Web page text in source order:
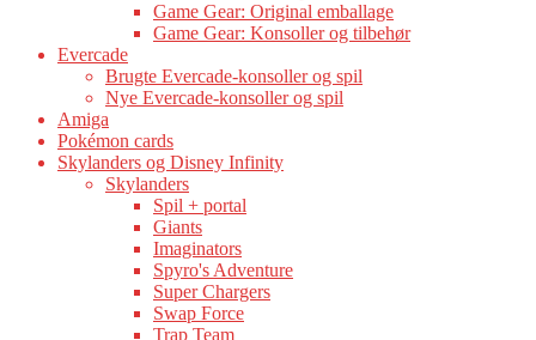
Game Gear: Original emballage
Game Gear: Konsoller og tilbehør
Evercade
Brugte Evercade-konsoller og spil
Nye Evercade-konsoller og spil
Amiga
Pokémon cards
Skylanders og Disney Infinity
Skylanders
Spil + portal
Giants
Imaginators
Spyro's Adventure
Super Chargers
Swap Force
Trap Team